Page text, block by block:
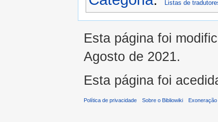
Listas de
Esta página foi
Agosto de 2021.
Esta página foi
Política de privacidade Sobre o Bibliowiki